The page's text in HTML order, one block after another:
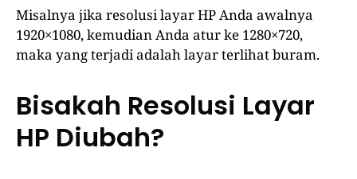
Misalnya jika resolusi layar HP Anda awalnya
1920×1080, kemudian Anda atur ke 1280×720,
maka yang terjadi adalah layar terlihat buram.
Bisakah Resolusi Layar
HP Diubah?